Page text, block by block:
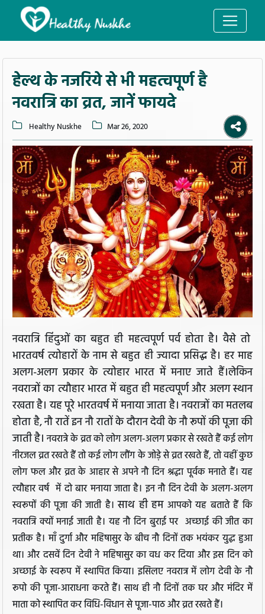
हेल्थ के नजरिये से भी महत्वपूर्ण है
नवरात्रि का व्रत, जानें फायदे
Healthy Nuskhe Mar 26, 2020
नवरात्रि हिंदुओं का बहुत ही महत्वपूर्ण पर्व होता है। वैसे तो
भारतवर्ष त्योहारों के नाम से बहुत ही ज्यादा प्रसिद्ध है। हर माह
अलग-अलग प्रकार के त्योहार भारत में मनाए जाते हैं।लेकिन
नवरात्रों का त्यौहार भारत में बहुत ही महत्वपूर्ण और अलग स्थान
रखता है। यह पूरे भारतवर्ष में मनाया जाता है। नवरात्रों का मतलब
होता है, नौ रातें इन नौ रातों के दौरान देवी के नौ रूपों की पूजा की
जाती है।नवरात्रे के व्रत को लोग अलग-अलग प्रकार से रखते हैंकई लोग
नीरजल व्रत रखते हैं तो कई लोग लौंग के जोड़े से व्रत रखते हैं, तो वहीं कुछ
लोग फल और व्रत के आहार से अपने नौ दिन श्रद्धा पूर्वक मनाते हैं। यह
त्यौहार वर्ष में दो बार मनाया जाता है। इन नौ दिन देवी के अलग-अलग
स्वरूपों की पूजा की जाती है।साथ ही हम आपको यह बताते हैं कि
नवरात्रि क्यों मनाई जाती है। यह नौ दिन बुराई पर अच्छाई की जीत का
प्रतीक है। माँ दुर्गा और महिषासुर के बीच नौ दिनों तक भयंकर युद्ध हुआ
था। और दसवें दिन देवी ने महिषासुर का वध कर दिया और इस दिन को
अच्छाई के स्वरूप में स्थापित किया। इसिलए नवरात्र में लोग देवी के नौ
रूपो की पूजा-आराधना करते हैं। साथ ही नौ दिनों तक घर और मंदिर में
माता को स्थापित कर विधि-विधान से पूजा-पाठ और व्रत रखते हैं।